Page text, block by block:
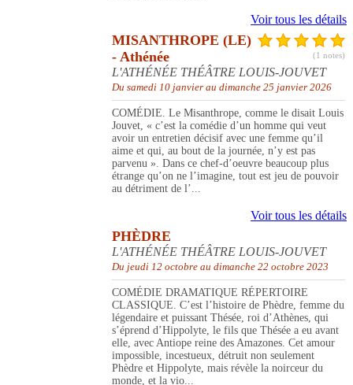
Voir tous les détails
(1 notes)
MISANTHROPE (LE)
- Athénée
L'ATHÉNÉE THÉÂTRE LOUIS-JOUVET
Du samedi 10 janvier au dimanche 25 janvier 2026
COMÉDIE. Le Misanthrope, comme le disait Louis
Jouvet, « c’est la comédie d’un homme qui veut
avoir un entretien décisif avec une femme qu’il
aime et qui, au bout de la journée, n’y est pas
parvenu ». Dans ce chef-d’oeuvre beaucoup plus
étrange qu’on ne l’imagine, tout est jeu de pouvoir
au détriment de l’...
Voir tous les détails
PHÈDRE
L'ATHÉNÉE THÉÂTRE LOUIS-JOUVET
Du jeudi 12 octobre au dimanche 22 octobre 2023
COMÉDIE DRAMATIQUE RÉPERTOIRE
CLASSIQUE. C’est l’histoire de Phèdre, femme du
légendaire et puissant Thésée, roi d’Athènes, qui
s’éprend d’Hippolyte, le fils que Thésée a eu avant
elle, avec Antiope reine des Amazones. Cet amour
impossible, incestueux, détruit non seulement
Phèdre et Hippolyte, mais révèle la noirceur du
monde, et la vio...